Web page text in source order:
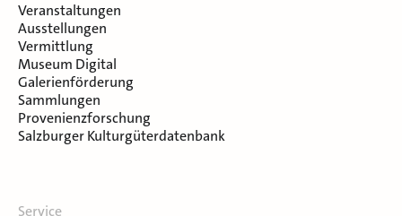
Veranstaltungen
Ausstellungen
Vermittlung
Museum Digital
Galerienförderung
Sammlungen
Provenienzforschung
Salzburger Kulturgüterdatenbank
Service